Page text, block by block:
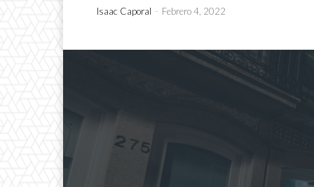
Isaac Caporal - Febrero 4, 2022